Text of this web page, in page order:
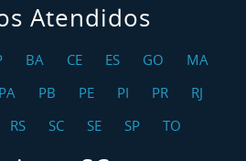
Atendidos
BA CE ES GO
MA
PA PB PE PI PR
RJ
RS SC SE SP TO